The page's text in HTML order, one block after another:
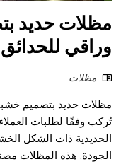
مظلات حديد
وراقي
مظلات
مظلات حديد بتصميم
تُركب وفقًا لطلبات
الحديدية ذات الشكل
الجودة. هذه المظلات